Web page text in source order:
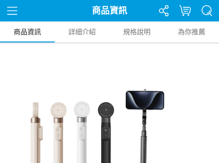
商品資訊
商品資訊 詳細介紹 規格說明 為你推薦